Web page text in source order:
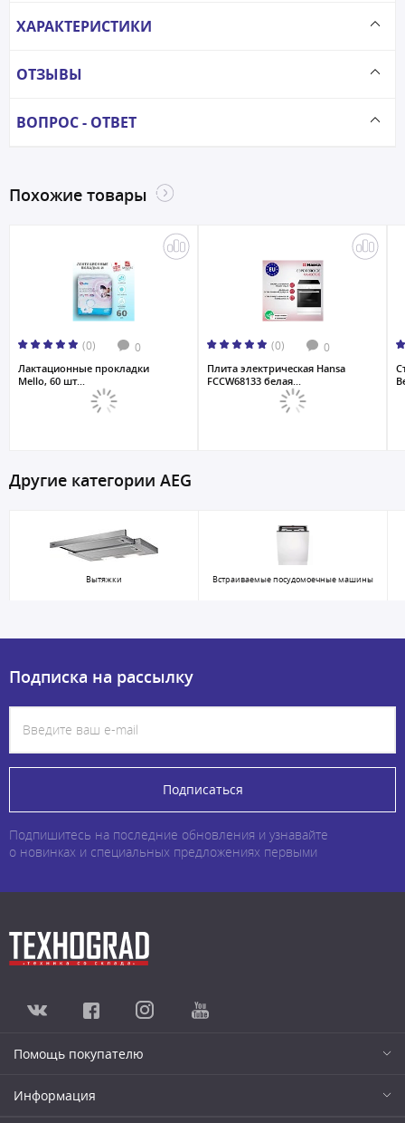
ХАРАКТЕРИСТИКИ
ОТЗЫВЫ
ВОПРОС - ОТВЕТ
Похожие товары
(0) 0
Лактационные прокладки
Mello, 60 шт...
(0) 0
Плита электрическая Hansa
FCCW68133 белая...
Другие категории AEG
Вытяжки Встраиваемые посудомоечные машины
Подписка на рассылку
Подписаться
Подпишитесь на последние обновления и узнавайте
о новинках и специальных предложениях первыми
Помощь покупателю
Информация